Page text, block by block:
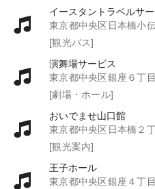
イースタントラベルサ
東京都中央区日本橋小
[観光バス]
演舞場サービス
東京都中央区銀座６丁
[劇場・ホール]
おいでませ山口館
東京都中央区日本橋２
[観光案内]
王子ホール
東京都中央区銀座４丁